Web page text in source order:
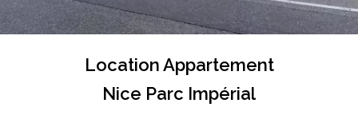
Location Appartement
Nice Parc Impérial